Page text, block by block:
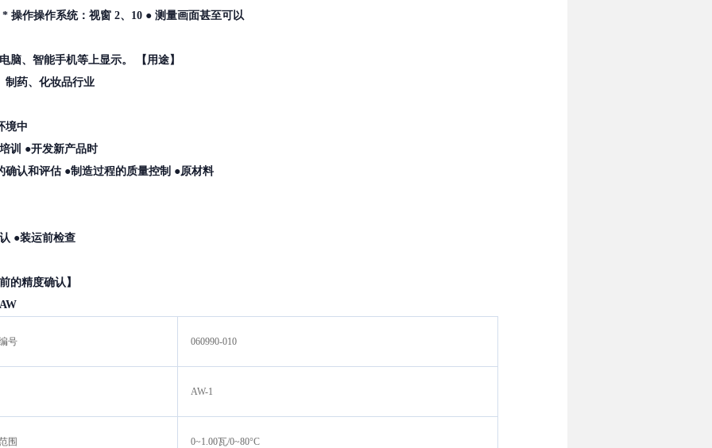
操作操作系统：视窗 2、10 ● 测量画面甚至可以
脑、智能手机等上显示。 【用途】
制药、化妆品行业
境中
训 ●开发新产品时
确认和评估 ●制造过程的质量控制 ●原材料
●装运前检查
的精度确认】
号 060990-010
AW-1
围 0~1.00瓦/0~80°C